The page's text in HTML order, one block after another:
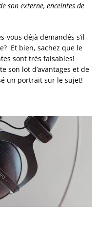
son externe, enceintes de
vous déjà demandés s’il
Et bien, sachez que le
sont très faisables!
son lot d’avantages et de
un portrait sur le sujet!